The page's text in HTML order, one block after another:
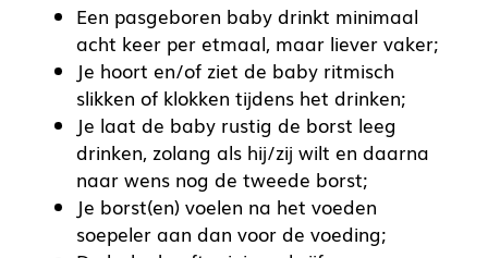
Een pasgeboren baby drinkt minimaal
acht keer per etmaal, maar liever vaker;
Je hoort en/of ziet de baby ritmisch
slikken of klokken tijdens het drinken;
Je laat de baby rustig de borst leeg
drinken, zolang als hij/zij wilt en daarna
naar wens nog de tweede borst;
Je borst(en) voelen na het voeden
soepeler aan dan voor de voeding;